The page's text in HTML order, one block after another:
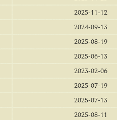
2025-11-12
2024-09-13
2025-08-19
2025-06-13
2023-02-06
2025-07-19
2025-07-13
2025-08-11